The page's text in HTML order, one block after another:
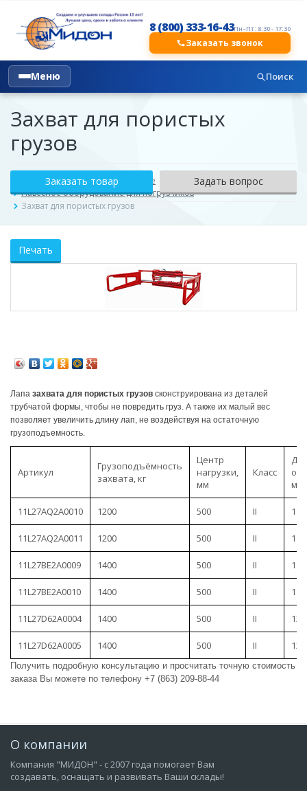
8 (800) 333-16-43Пн–Пт: 8:30 - 17:30
Заказать звонок
Меню Поиск
Захват для пористых
грузов
Навесное оборудование
Навесное оборудование для погрузчиков
Захват для пористых грузов
Заказать товар Задать вопрос
Печать
Лапа захвата для пористых грузов сконструирована из деталей
трубчатой формы, чтобы не повредить груз. А также их малый вес
позволяет увеличить длину лап, не воздействуя на остаточную
грузоподъемность.
Артикул
Грузоподъёмность
захвата, кг
Центр
нагрузки,
мм
Класс
мм
11L27AQ2A0010 1200 500 II
11L27AQ2A0011 1200 500 II
11L27BE2A0009 1400 500 II
11L27BE2A0010 1400 500 II
11L27D62A0004 1400 500 II
11L27D62A0005 1400 500 II
Получить подробную консультацию и просчитать точную стоимость
заказа Вы можете по телефону +7 (863) 209-88-44
О компании
Компания "МИДОН" - с 2007 года помогает Вам
создавать, оснащать и развивать Ваши склады!